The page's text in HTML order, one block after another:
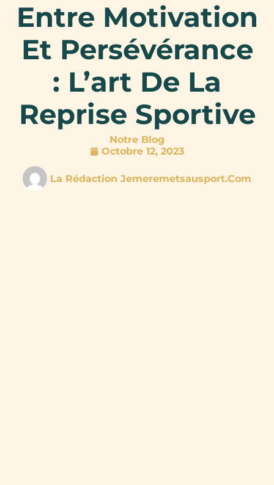
Entre Motivation
Et Persévérance
: L’art De La
Reprise Sportive
Notre Blog
Octobre 12, 2023
La Rédaction Jemeremetsausport.com